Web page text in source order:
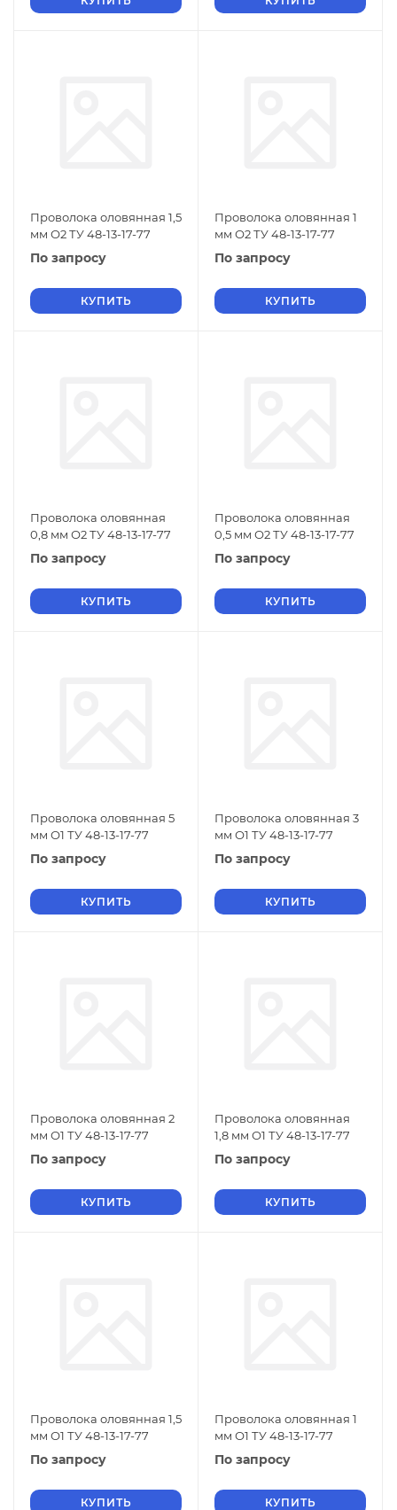
Проволока оловянная 1,5
мм О2 ТУ 48-13-17-77
По запросу
КУПИТЬ
Проволока оловянная 1
мм О2 ТУ 48-13-17-77
По запросу
КУПИТЬ
Проволока оловянная
0,8 мм О2 ТУ 48-13-17-77
По запросу
КУПИТЬ
Проволока оловянная
0,5 мм О2 ТУ 48-13-17-77
По запросу
КУПИТЬ
Проволока оловянная 5
мм О1 ТУ 48-13-17-77
По запросу
КУПИТЬ
Проволока оловянная 3
мм О1 ТУ 48-13-17-77
По запросу
КУПИТЬ
Проволока оловянная 2
мм О1 ТУ 48-13-17-77
По запросу
КУПИТЬ
Проволока оловянная
1,8 мм О1 ТУ 48-13-17-77
По запросу
КУПИТЬ
Проволока оловянная 1,5
мм О1 ТУ 48-13-17-77
По запросу
КУПИТЬ
Проволока оловянная 1
мм О1 ТУ 48-13-17-77
По запросу
КУПИТЬ